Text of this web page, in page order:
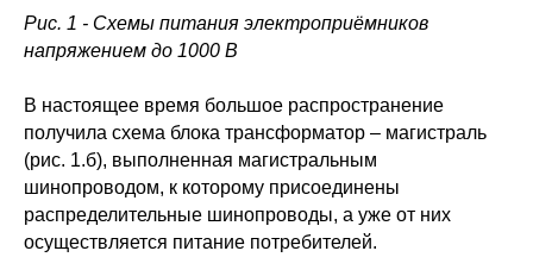
Рис. 1 - Схемы питания электроприёмников
напряжением до 1000 В
В настоящее время большое распространение
получила схема блока трансформатор – магистраль
(рис. 1.б), выполненная магистральным
шинопроводом, к которому присоединены
распределительные шинопроводы, а уже от них
осуществляется питание потребителей.